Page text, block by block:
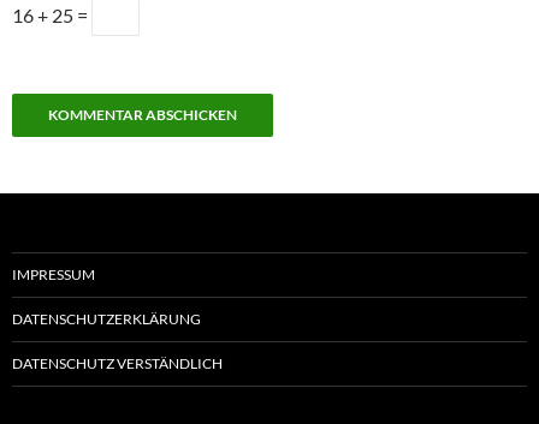
16 + 25 =
IMPRESSUM
DATENSCHUTZERKLÄRUNG
DATENSCHUTZ VERSTÄNDLICH